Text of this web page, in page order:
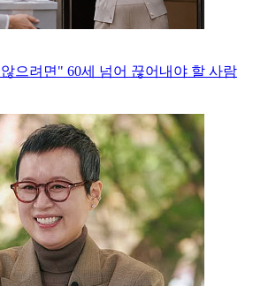
으려면" 60세 넘어 끊어내야 할 사람